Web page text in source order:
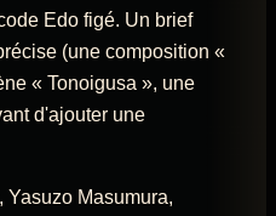
Edo figé. Un brief
(une composition «
« Tonoigusa », une
d'ajouter une
Yasuzo Masumura,